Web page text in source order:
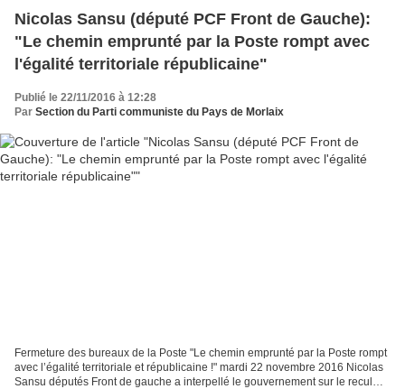
Nicolas Sansu (député PCF Front de Gauche):
"Le chemin emprunté par la Poste rompt avec
l'égalité territoriale républicaine"
Publié le 22/11/2016 à 12:28
Par Section du Parti communiste du Pays de Morlaix
Fermeture des bureaux de la Poste "Le chemin emprunté par la Poste rompt
avec l’égalité territoriale et républicaine !" mardi 22 novembre 2016 Nicolas
Sansu députés Front de gauche a interpellé le gouvernement sur le recul